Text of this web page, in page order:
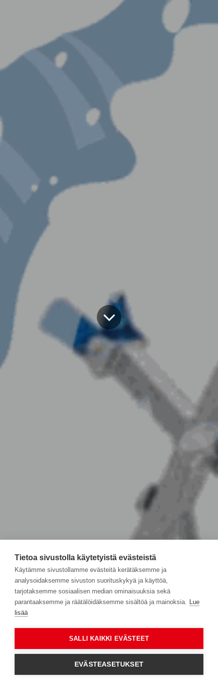
Tietoa sivustolla käytetyistä evästeistä
Käytämme sivustollamme evästeitä kerätäksemme ja
analysoidaksemme sivuston suorituskykyä ja käyttöä,
tarjotaksemme sosiaalisen median ominaisuuksia sekä
parantaaksemme ja räätälöidäksemme sisältöä ja mainoksia. Lue
lisää
SALLI KAIKKI EVÄSTEET
EVÄSTEASETUKSET